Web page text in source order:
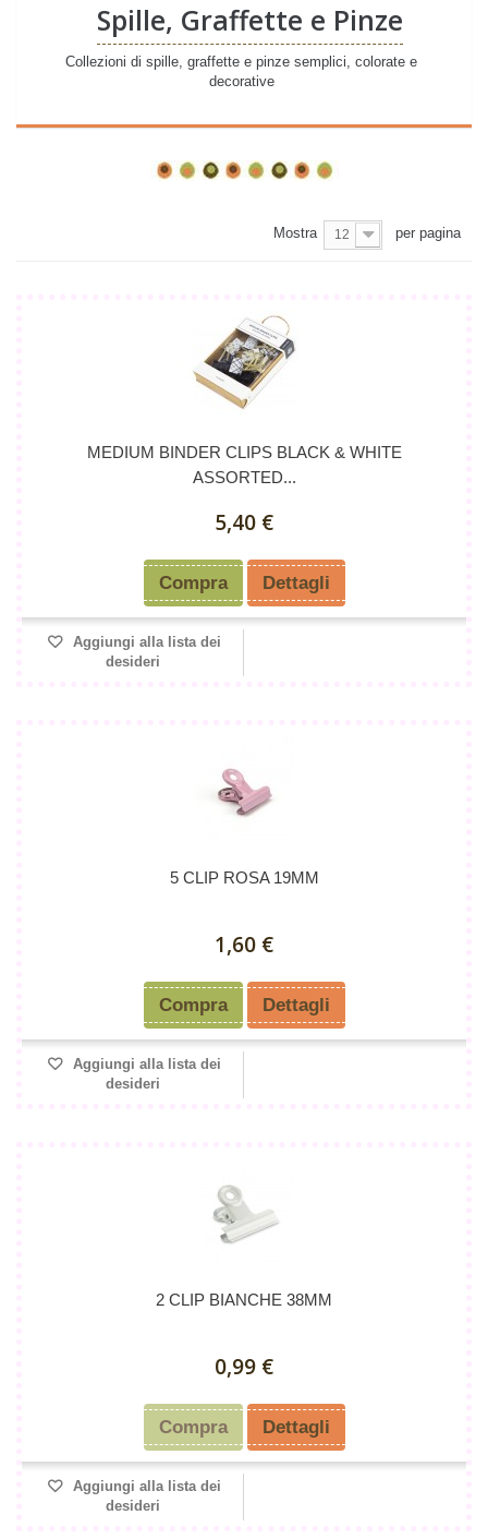
Spille, Graffette e Pinze
Collezioni di spille, graffette e pinze semplici, colorate e
decorative
Mostra 12 per pagina
MEDIUM BINDER CLIPS BLACK & WHITE
ASSORTED...
5,40 €
Compra Dettagli
Aggiungi alla lista dei
desideri
5 CLIP ROSA 19MM
1,60 €
Compra Dettagli
Aggiungi alla lista dei
desideri
2 CLIP BIANCHE 38MM
0,99 €
Compra Dettagli
Aggiungi alla lista dei
desideri